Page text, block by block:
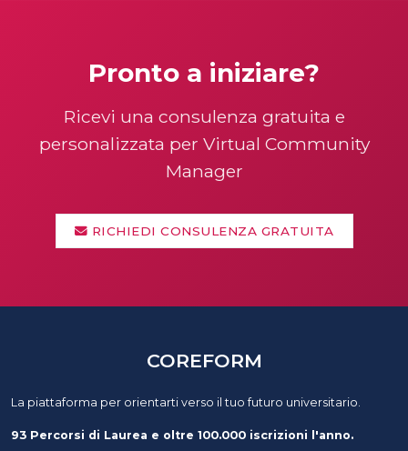
Pronto a iniziare?
Ricevi una consulenza gratuita e
personalizzata per Virtual Community
Manager
RICHIEDI CONSULENZA GRATUITA
COREFORM
La piattaforma per orientarti verso il tuo futuro universitario.
93 Percorsi di Laurea e oltre 100.000 iscrizioni l'anno.